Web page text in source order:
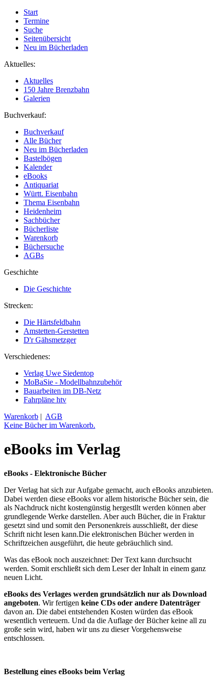
Start
Termine
Suche
Seitenübersicht
Neu im Bücherladen
Aktuelles:
Aktuelles
150 Jahre Brenzbahn
Galerien
Buchverkauf:
Buchverkauf
Alle Bücher
Neu im Bücherladen
Bastelbögen
Kalender
eBooks
Antiquariat
Württ. Eisenbahn
Thema Eisenbahn
Heidenheim
Sachbücher
Bücherliste
Warenkorb
Büchersuche
AGBs
Geschichte
Die Geschichte
Strecken:
Die Härtsfeldbahn
Amstetten-Gerstetten
D'r Gähsmetzger
Verschiedenes:
Verlag Uwe Siedentop
MoBaSie - Modellbahnzubehör
Bauarbeiten im DB-Netz
Fahrpläne htv
Warenkorb | AGB
Keine Bücher im Warenkorb.
eBooks im Verlag
eBooks - Elektronische Bücher
Der Verlag hat sich zur Aufgabe gemacht, auch eBooks anzubieten.
Dabei werden diese eBooks vor allem historische Bücher sein, die
als Nachdruck nicht kostengünstig hergestllt werden können aber
grundlegende Werke darstellen. Aber auch Bücher, die in Fraktur
gesetzt sind und somit den Personenkreis ausschließt, der diese
Schrift nicht lesen kann.Die elektronischen Bücher werden in
Schriftzeichen ausgeführt, die heute gebräuchlich sind.
Was das eBook noch auszeichnet: Der Text kann durchsucht
werden. Somit erschließt sich dem Leser der Inhalt in einem ganz
neuen Licht.
eBooks des Verlages werden grundsätzlich nur als Download
angeboten. Wir fertigen keine CDs oder andere Datenträger
davon an. Die dabei entstehenden Kosten würden das eBook
wesentlich verteuern. Und da die Auflage der Bücher keine all zu
große sein wird, haben wir uns zu dieser Vorgehensweise
entschlossen.
Bestellung eines eBooks beim Verlag